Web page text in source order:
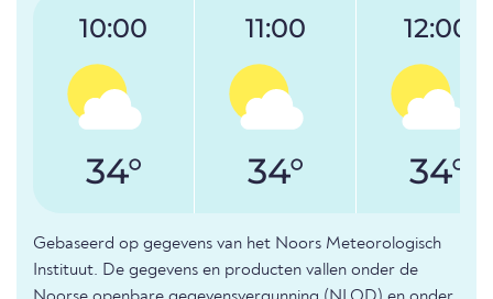
10:00
34°
11:00
34°
12:00
34°
Gebaseerd op gegevens van het Noors Meteorologisch
Instituut. De gegevens en producten vallen onder de